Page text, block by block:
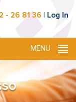
- 26 81 36 Log In